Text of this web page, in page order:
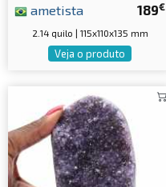
189€
ametista
2.14 quilo | 115x110x135 mm
Veja o produto